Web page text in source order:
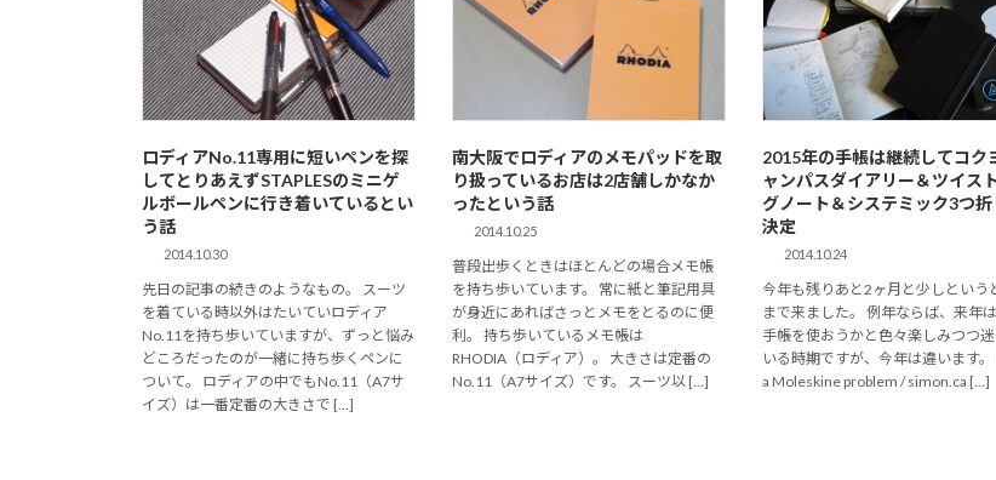
ロディアNo.11専用に短いペンを探
してとりあえずSTAPLESのミニゲ
ルボールペンに行き着いているとい
う話
2014.10.30
先日の記事の続きのようなもの。 スーツ
を着ている時以外はたいていロディア
No.11を持ち歩いていますが、ずっと悩み
どころだったのが一緒に持ち歩くペンに
ついて。 ロディアの中でもNo.11（A7サ
イズ）は一番定番の大きさで […]
南大阪でロディアのメモパッドを取
り扱っているお店は2店舗しかなか
ったという話
2014.10.25
普段出歩くときはほとんどの場合メモ帳
を持ち歩いています。 常に紙と筆記用具
が身近にあればさっとメモをとるのに便
利。 持ち歩いているメモ帳は
RHODIA（ロディア）。 大きさは定番の
No.11（A7サイズ）です。 スーツ以 […]
2015年の手帳は継続してコク
ャンパスダイアリー＆ツイス
グノート＆システミック3つ折
決定
2014.10.24
今年も残りあと2ヶ月と少しという
まで来ました。 例年ならば、来年
手帳を使おうかと色々楽しみつつ迷
いる時期ですが、今年は違います。
a Moleskine problem / simon.ca […]